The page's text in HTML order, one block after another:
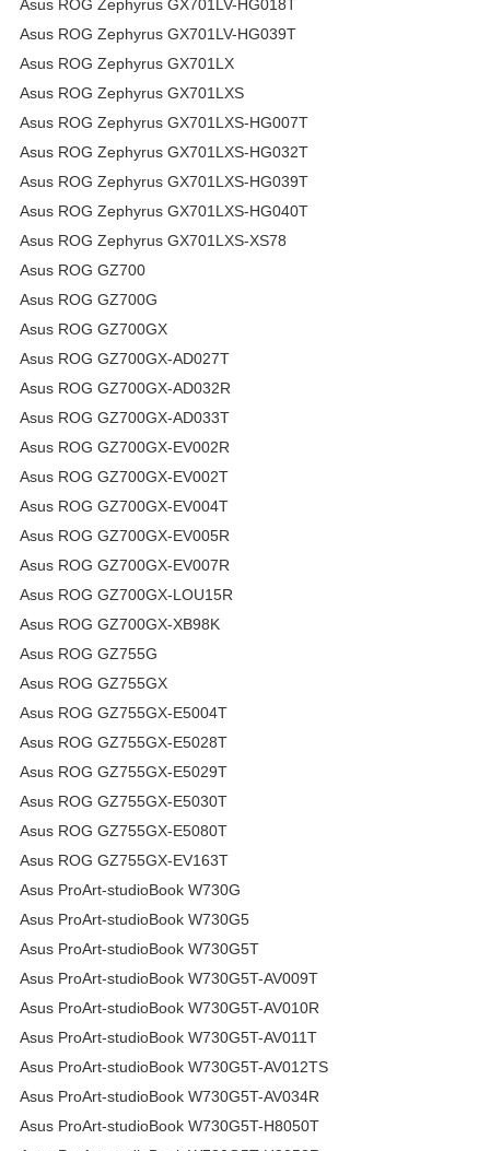
Asus ROG Zephyrus GX701LV-HG018T
Asus ROG Zephyrus GX701LV-HG039T
Asus ROG Zephyrus GX701LX
Asus ROG Zephyrus GX701LXS
Asus ROG Zephyrus GX701LXS-HG007T
Asus ROG Zephyrus GX701LXS-HG032T
Asus ROG Zephyrus GX701LXS-HG039T
Asus ROG Zephyrus GX701LXS-HG040T
Asus ROG Zephyrus GX701LXS-XS78
Asus ROG GZ700
Asus ROG GZ700G
Asus ROG GZ700GX
Asus ROG GZ700GX-AD027T
Asus ROG GZ700GX-AD032R
Asus ROG GZ700GX-AD033T
Asus ROG GZ700GX-EV002R
Asus ROG GZ700GX-EV002T
Asus ROG GZ700GX-EV004T
Asus ROG GZ700GX-EV005R
Asus ROG GZ700GX-EV007R
Asus ROG GZ700GX-LOU15R
Asus ROG GZ700GX-XB98K
Asus ROG GZ755G
Asus ROG GZ755GX
Asus ROG GZ755GX-E5004T
Asus ROG GZ755GX-E5028T
Asus ROG GZ755GX-E5029T
Asus ROG GZ755GX-E5030T
Asus ROG GZ755GX-E5080T
Asus ROG GZ755GX-EV163T
Asus ProArt-studioBook W730G
Asus ProArt-studioBook W730G5
Asus ProArt-studioBook W730G5T
Asus ProArt-studioBook W730G5T-AV009T
Asus ProArt-studioBook W730G5T-AV010R
Asus ProArt-studioBook W730G5T-AV011T
Asus ProArt-studioBook W730G5T-AV012TS
Asus ProArt-studioBook W730G5T-AV034R
Asus ProArt-studioBook W730G5T-H8050T